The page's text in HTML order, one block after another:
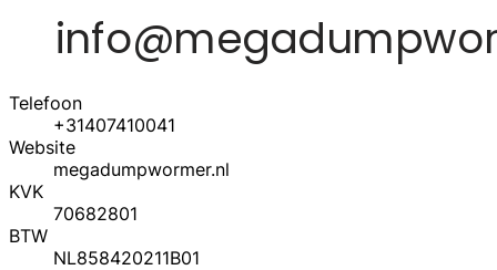
Telefoon
+31407410041
Website
megadumpwormer.nl
KVK
70682801
BTW
NL858420211B01